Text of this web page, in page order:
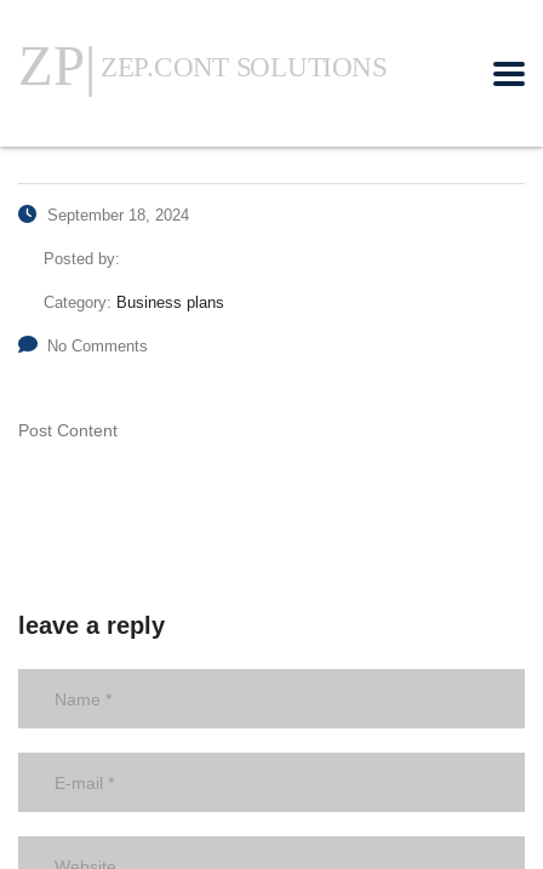
September 18, 2024
Posted by:
Category: Business plans
No Comments
Post Content
leave a reply